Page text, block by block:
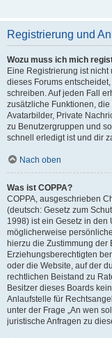
Registrierung und
Wozu muss ich mich
Eine Registrierung ist
dieses Forums
schreiben. Auf jeden Fall
zusätzliche Funktionen, die
Avatarbilder, Private
zu Benutzergruppen und
schnell erledigt ist und dir
Nach oben
Was ist COPPA?
COPPA, ausgeschrieben
(deutsch: Gesetz zum
1998) ist ein Gesetz in den
möglicherweise
hierzu die Zustimmung
Erziehungsberechtigten
oder die Website, auf der
rechtlichen Beistand zu
Besitzer dieses Boards
Anlaufstelle für
unter der Frage „An wen
juristische Anfragen zu